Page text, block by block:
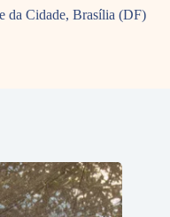
da Cidade, Brasília (DF)